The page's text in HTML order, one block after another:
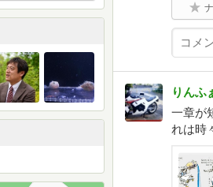
りんふ
一章が
れは時